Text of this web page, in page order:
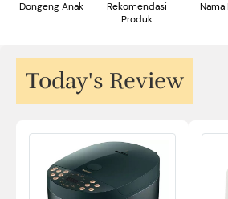
Dongeng Anak
Rekomendasi
Produk
Nama
Today's Review